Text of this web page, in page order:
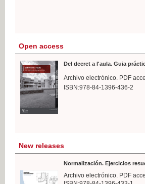
Open access
Del decret a l'aula. Guia
Archivo electrónico. PDF
ISBN:978-84-1396-436-2
New releases
Normalización. Ejercicios
Archivo electrónico. PDF